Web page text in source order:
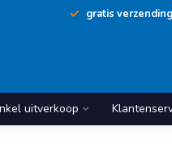
gratis verzending
uitverkoop